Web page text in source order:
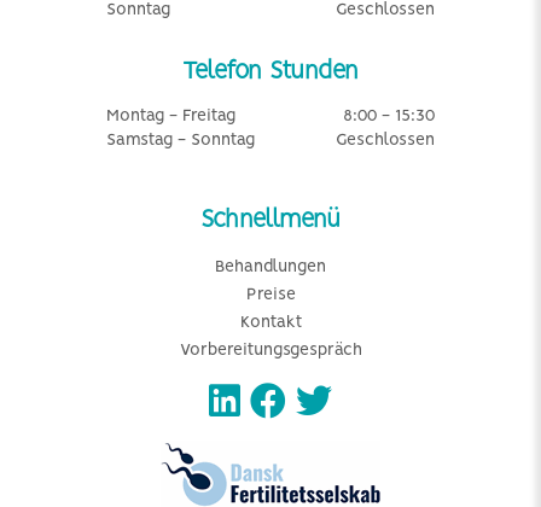
Sonntag
Geschlossen
Telefon Stunden
Montag - Freitag
8:00 - 15:30
Samstag - Sonntag
Geschlossen
Schnellmenü
Behandlungen
Preise
Kontakt
Vorbereitungsgespräch